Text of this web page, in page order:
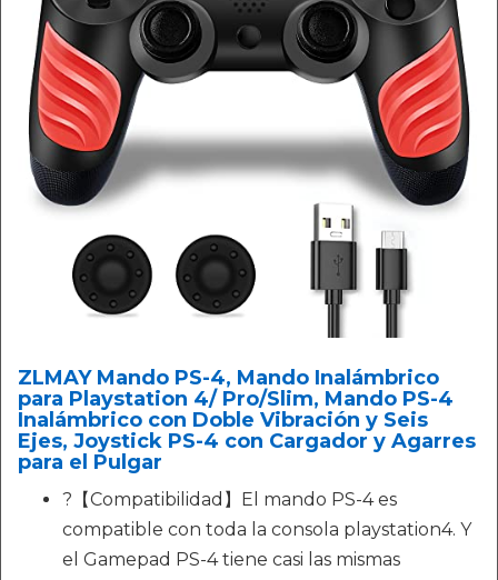
ZLMAY Mando PS-4, Mando Inalámbrico
para Playstation 4/ Pro/Slim, Mando PS-4
Inalámbrico con Doble Vibración y Seis
Ejes, Joystick PS-4 con Cargador y Agarres
para el Pulgar
?【Compatibilidad】El mando PS-4 es
compatible con toda la consola playstation4. Y
el Gamepad PS-4 tiene casi las mismas